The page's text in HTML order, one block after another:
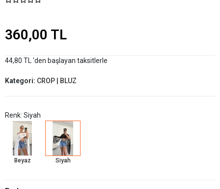
360,00 TL
44,80 TL 'den başlayan taksitlerle
Kategori: CROP | BLUZ
Renk: Siyah
Beyaz Siyah